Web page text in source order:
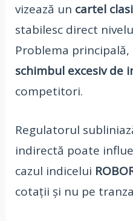
vizează un cartel
stabilesc direct
Problema
schimbul excesiv de
competitori.
Regulatorul
indirectă poate
cazul indicelui
cotații și nu pe